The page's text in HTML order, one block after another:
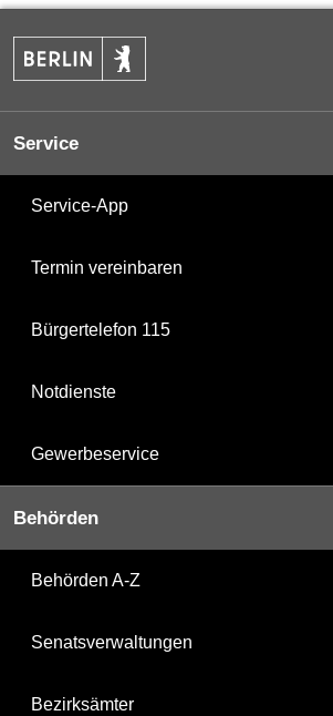
Service
Service-App
Termin vereinbaren
Bürgertelefon 115
Notdienste
Gewerbeservice
Behörden
Behörden A-Z
Senatsverwaltungen
Bezirksämter